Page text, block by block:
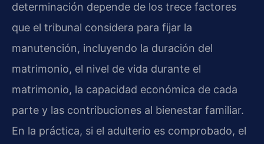
determinación depende de los trece factores
que el tribunal considera para fijar la
manutención, incluyendo la duración del
matrimonio, el nivel de vida durante el
matrimonio, la capacidad económica de cada
parte y las contribuciones al bienestar familiar.
En la práctica, si el adulterio es comprobado, el